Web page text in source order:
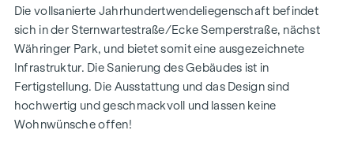
Die vollsanierte Jahrhundertwendeliegenschaft befindet
sich in der Sternwartestraße/Ecke Semperstraße, nächst
Währinger Park, und bietet somit eine ausgezeichnete
Infrastruktur. Die Sanierung des Gebäudes ist in
Fertigstellung. Die Ausstattung und das Design sind
hochwertig und geschmackvoll und lassen keine
Wohnwünsche offen!